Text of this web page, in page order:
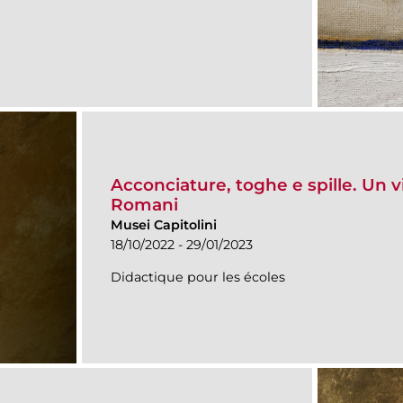
Acconciature, toghe e spille. Un
Romani
Musei Capitolini
18/10/2022 - 29/01/2023
Didactique pour les écoles